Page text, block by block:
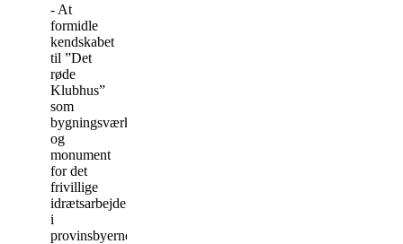
- At
formidle
kendskabet
til ”Det
røde
Klubhus”
som
bygningsværk
og
monument
for det
frivillige
idrætsarbejde
i
provinsbyerne.